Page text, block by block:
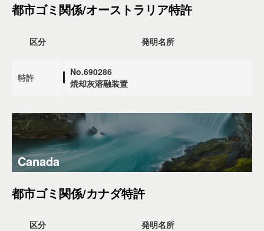
都市ゴミ関係/オーストラリア特許
区分 発明名所
特許
No.690286
焼却灰溶融装置
Canada
都市ゴミ関係/カナダ特許
区分 発明名所